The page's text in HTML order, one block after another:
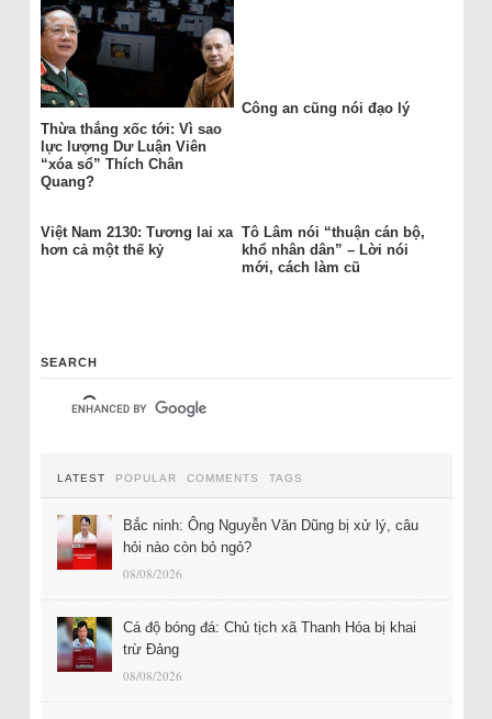
Thừa thắng xốc tới: Vì sao
lực lượng Dư Luận Viên
“xóa sổ” Thích Chân
Quang?
Công an cũng nói đạo lý
Việt Nam 2130: Tương lai xa
hơn cả một thế kỷ
Tô Lâm nói “thuận cán bộ,
khổ nhân dân” – Lời nói
mới, cách làm cũ
SEARCH
LATEST POPULAR COMMENTS TAGS
Bắc ninh: Ông Nguyễn Văn Dũng bị xử lý, câu
hỏi nào còn bỏ ngỏ?
08/08/2026
Cá độ bóng đá: Chủ tịch xã Thanh Hóa bị khai
trừ Đảng
08/08/2026